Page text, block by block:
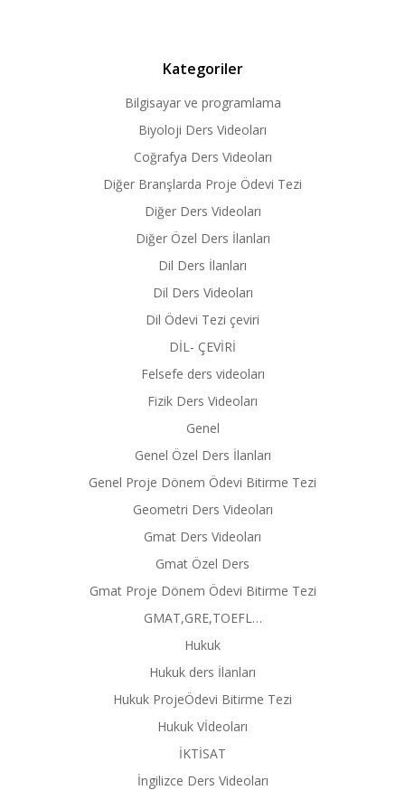
Kategoriler
Bilgisayar ve programlama
Biyoloji Ders Videoları
Coğrafya Ders Videoları
Diğer Branşlarda Proje Ödevi Tezi
Diğer Ders Videoları
Diğer Özel Ders İlanları
Dil Ders İlanları
Dil Ders Videoları
Dil Ödevi Tezi çeviri
DİL- ÇEVİRİ
Felsefe ders videoları
Fizik Ders Videoları
Genel
Genel Özel Ders İlanları
Genel Proje Dönem Ödevi Bitirme Tezi
Geometri Ders Videoları
Gmat Ders Videoları
Gmat Özel Ders
Gmat Proje Dönem Ödevi Bitirme Tezi
GMAT,GRE,TOEFL…
Hukuk
Hukuk ders İlanları
Hukuk ProjeÖdevi Bitirme Tezi
Hukuk Vİdeoları
İKTİSAT
İngilizce Ders Videoları